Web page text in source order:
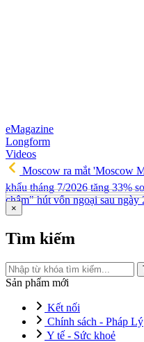
eMagazine
Longform
Videos
Moscow ra mắt 'Moscow
khẩu tháng 7/2026 tăng 33%
châm" hút vốn ngoại sau ngày
×
Tìm kiếm
Sản phẩm mới
Kết nối
Chính sách - Pháp Lý
Y tế - Sức khoẻ